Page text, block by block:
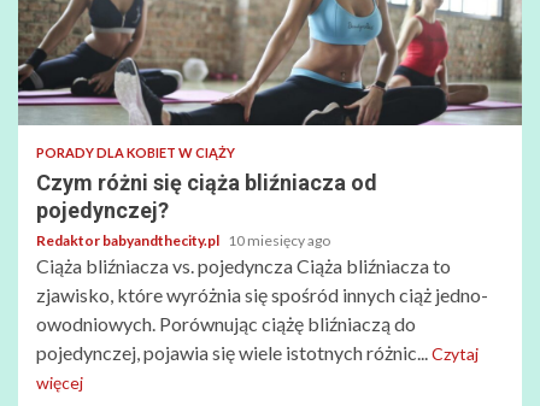
PORADY DLA KOBIET W CIĄŻY
Czym różni się ciąża bliźniacza od
pojedynczej?
Redaktor babyandthecity.pl 10 miesięcy ago
Ciąża bliźniacza vs. pojedyncza Ciąża bliźniacza to
zjawisko, które wyróżnia się spośród innych ciąż jedno-
owodniowych. Porównując ciążę bliźniaczą do
pojedynczej, pojawia się wiele istotnych różnic...Czytaj
więcej